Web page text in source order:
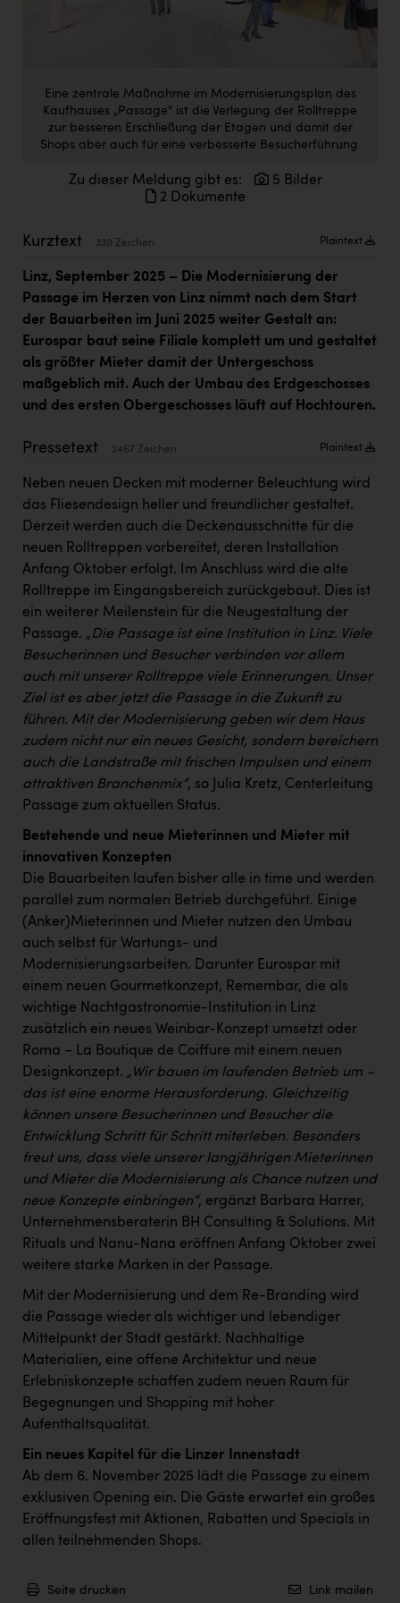
Firmenradl
Fristads Austria
HIG Infomotion Group
Immotech
INTERSPAR
INTERSPORT Austria
Jesolo
Jane Goodall Institute Austria
Kärcher
Karin Liedl
KEBA
KIWI Kinderwunsch Institut Dr. Loimer
KLIPP Frisör
Kleider Bauer
Kremsmüller Anlagenbau GmbH
Maximarkt
Oldtimer Raststationen und Motorhotels
Österreichischer Kachelofenverband
Orlen
Passage Linz
PEZ
PÜSPÖK
REMAX
RE/MAX Welcome
Resch&Frisch
RUBBLE MASTER
Ruderclub Wels
SCRI - Salzburg Cancer Research Institute
SCHMACHTL GmbH
Schwingshandl - automation technology gmbh
Seher + Partner
Smurfit Westrock Nettingsdorf
TCL
TGW Logistics
TRAILOMAT & Cycling Austria
Vier Diamanten
Vorlagenportal
Wir besiegen Krebs
ZGONC
ZULuft - Zukunft Luft Austria
z.l.ö.
Eine zentrale Maßnahme im Modernisierungsplan des
Kaufhauses „Passage“ ist die Verlegung der Rolltreppe
zur besseren Erschließung der Etagen und damit der
Shops aber auch für eine verbesserte Besucherführung.
Zu dieser Meldung gibt es:
5 Bilder
2 Dokumente
Kurztext 339 Zeichen Plaintext
Linz, September 2025 – Die Modernisierung der
Passage im Herzen von Linz nimmt nach dem Start
der Bauarbeiten im Juni 2025 weiter Gestalt an:
Eurospar baut seine Filiale komplett um und gestaltet
als größter Mieter damit der Untergeschoss
maßgeblich mit. Auch der Umbau des Erdgeschosses
und des ersten Obergeschosses läuft auf Hochtouren.
Pressetext 2467 Zeichen Plaintext
Neben neuen Decken mit moderner Beleuchtung wird
das Fliesendesign heller und freundlicher gestaltet.
Derzeit werden auch die Deckenausschnitte für die
neuen Rolltreppen vorbereitet, deren Installation
Anfang Oktober erfolgt. Im Anschluss wird die alte
Rolltreppe im Eingangsbereich zurückgebaut. Dies ist
ein weiterer Meilenstein für die Neugestaltung der
Passage. „Die Passage ist eine Institution in Linz. Viele
Besucherinnen und Besucher verbinden vor allem
auch mit unserer Rolltreppe viele Erinnerungen. Unser
Ziel ist es aber jetzt die Passage in die Zukunft zu
führen. Mit der Modernisierung geben wir dem Haus
zudem nicht nur ein neues Gesicht, sondern bereichern
auch die Landstraße mit frischen Impulsen und einem
attraktiven Branchenmix“, so Julia Kretz, Centerleitung
Passage zum aktuellen Status.
Bestehende und neue Mieterinnen und Mieter mit
innovativen Konzepten
Die Bauarbeiten laufen bisher alle in time und werden
parallel zum normalen Betrieb durchgeführt. Einige
(Anker)Mieterinnen und Mieter nutzen den Umbau
auch selbst für Wartungs- und
Modernisierungsarbeiten. Darunter Eurospar mit
einem neuen Gourmetkonzept, Remembar, die als
wichtige Nachtgastronomie-Institution in Linz
zusätzlich ein neues Weinbar-Konzept umsetzt oder
Roma – La Boutique de Coiffure mit einem neuen
Designkonzept. „Wir bauen im laufenden Betrieb um –
das ist eine enorme Herausforderung. Gleichzeitig
können unsere Besucherinnen und Besucher die
Entwicklung Schritt für Schritt miterleben. Besonders
freut uns, dass viele unserer langjährigen Mieterinnen
und Mieter die Modernisierung als Chance nutzen und
neue Konzepte einbringen“, ergänzt Barbara Harrer,
Unternehmensberaterin BH Consulting & Solutions. Mit
Rituals und Nanu-Nana eröffnen Anfang Oktober zwei
weitere starke Marken in der Passage.
Mit der Modernisierung und dem Re-Branding wird
die Passage wieder als wichtiger und lebendiger
Mittelpunkt der Stadt gestärkt. Nachhaltige
Materialien, eine offene Architektur und neue
Erlebniskonzepte schaffen zudem neuen Raum für
Begegnungen und Shopping mit hoher
Aufenthaltsqualität.
Ein neues Kapitel für die Linzer Innenstadt
Ab dem 6. November 2025 lädt die Passage zu einem
exklusiven Opening ein. Die Gäste erwartet ein großes
Eröffnungsfest mit Aktionen, Rabatten und Specials in
allen teilnehmenden Shops.
Seite drucken Link mailen